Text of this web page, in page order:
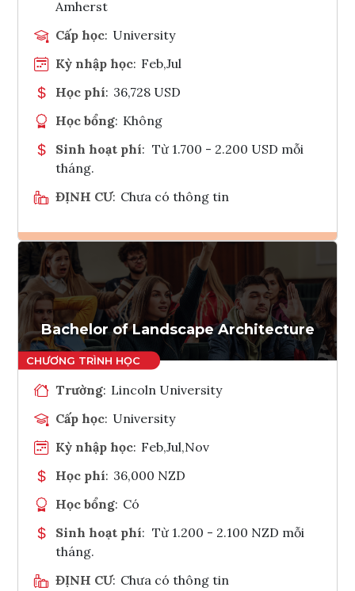
Amherst
Cấp học: University
Kỳ nhập học: Feb,Jul
Học phí: 36,728 USD
Học bổng: Không
Sinh hoạt phí: Từ 1.700 - 2.200 USD mỗi
tháng.
ĐỊNH CƯ: Chưa có thông tin
Ghi danh
Tham vấn Interlink
Bachelor of Landscape Architecture
Trường: Lincoln University
Cấp học: University
Kỳ nhập học: Feb,Jul,Nov
Học phí: 36,000 NZD
Học bổng: Có
Sinh hoạt phí: Từ 1.200 - 2.100 NZD mỗi
tháng.
ĐỊNH CƯ: Chưa có thông tin